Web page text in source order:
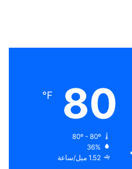
80
℉
80º - 80º
36%
1.52 ميل/ساعة